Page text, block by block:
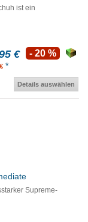
ist ein
€
*
- 20 %
Details auswählen
Supreme-